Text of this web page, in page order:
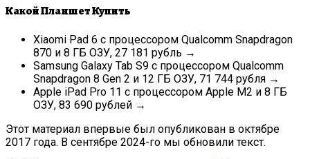
Какой Планшет Купить
Xiaomi Pad 6 с процессором Qualcomm Snapdragon
870 и 8 ГБ ОЗУ, 27 181 рубль →
Samsung Galaxy Tab S9 с процессором Qualcomm
Snapdragon 8 Gen 2 и 12 ГБ ОЗУ, 71 744 рубля →
Apple iPad Pro 11 с процессором Apple M2 и 8 ГБ
ОЗУ, 83 690 рублей →
Этот материал впервые был опубликован в октябре
2017 года. В сентябре 2024-го мы обновили текст.